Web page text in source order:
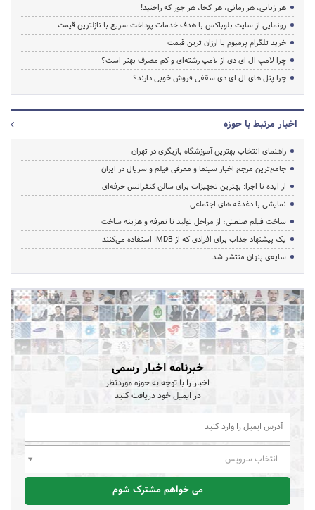
هر زبانی، هر زمانی، هر کجا، هر جور که راحتید!
رونمایی از سایت بلوباکس با هدف خدمات پرداخت سریع با نازلترین قیمت
خرید تلگرام پرمیوم با ارزان ترین قیمت
چرا لامپ ال ای دی از لامپ رشته‌ای و کم مصرف بهتر است؟
چرا پنل های ال ای دی سقفی فروش خوبی دارند؟
اخبار مرتبط با حوزه
راهنمای انتخاب بهترین آموزشگاه بازیگری در تهران
جامع‌ترین مرجع اخبار سینما و معرفی فیلم و سریال در ایران
از ایده تا اجرا: بهترین تجهیزات برای سالن کنفرانس حرفه‌ای
نمایشی با دغدغه های اجتماعی
ساخت فیلم صنعتی؛ از مراحل تولید تا تعرفه و هزینه ساخت
یک پیشنهاد جذاب برای افرادی که از IMDB استفاده می‌کنند
سایه‌ی پنهان منتشر شد
خبرنامه اخبار رسمی
اخبار را با توجه به حوزه موردنظر
در ایمیل خود دریافت کنید
انتخاب سرویس
می خواهم مشترک شوم